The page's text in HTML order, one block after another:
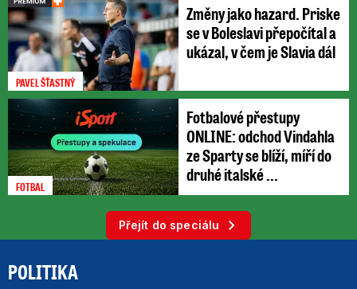
PAVEL ŠŤASTNÝ
Změny jako hazard. Priske
se v Boleslavi přepočítal a
ukázal, v čem je Slavia dál
FOTBAL
Fotbalové přestupy
ONLINE: odchod Vindahla
ze Sparty se blíží, míří do
druhé italské ...
Přejít do speciálu
POLITIKA